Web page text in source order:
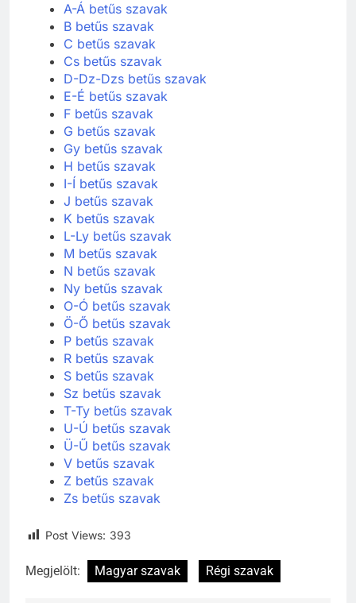
A-Á betűs szavak
B betűs szavak
C betűs szavak
Cs betűs szavak
D-Dz-Dzs betűs szavak
E-É betűs szavak
F betűs szavak
G betűs szavak
Gy betűs szavak
H betűs szavak
I-Í betűs szavak
J betűs szavak
K betűs szavak
L-Ly betűs szavak
M betűs szavak
N betűs szavak
Ny betűs szavak
O-Ó betűs szavak
Ö-Ő betűs szavak
P betűs szavak
R betűs szavak
S betűs szavak
Sz betűs szavak
T-Ty betűs szavak
U-Ú betűs szavak
Ü-Ű betűs szavak
V betűs szavak
Z betűs szavak
Zs betűs szavak
Post Views: 393
Megjelölt: Magyar szavak Régi szavak